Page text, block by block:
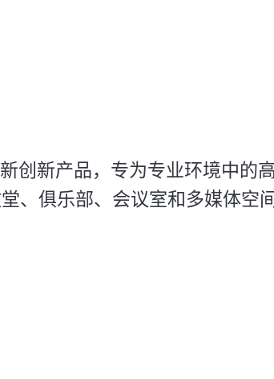
创新产品，专为专业环境中
、俱乐部、会议室和多媒体空